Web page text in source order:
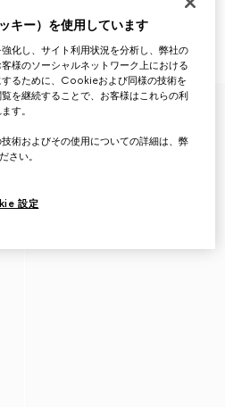
〔グッチ インターロッキング〕
リング
（税込）
キー）を使用しています
化し、サイト利用状況を分析し、弊社の
様のソーシャルネットワーク上における
るために、Cookieおよび同様の技術を
を継続することで、お客様はこれらの利
す。
術およびその使用についての詳細は、弊
さい。
設定